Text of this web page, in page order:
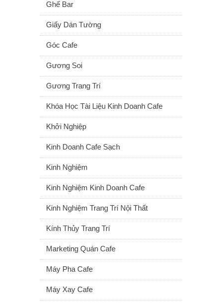
Ghế Bar
Giấy Dán Tường
Góc Cafe
Gương Soi
Gương Trang Trí
Khóa Học Tài Liệu Kinh Doanh Cafe
Khởi Nghiệp
Kinh Doanh Cafe Sạch
Kinh Nghiệm
Kinh Nghiệm Kinh Doanh Cafe
Kinh Nghiệm Trang Trí Nội Thất
Kính Thủy Trang Trí
Marketing Quán Cafe
Máy Pha Cafe
Máy Xay Cafe